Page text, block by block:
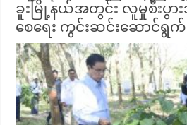
ခူးမြို့နယ်အတွင်း လူမှုစီးပွ
စေရေး ကွင်းဆင်းဆောင်ရွက်